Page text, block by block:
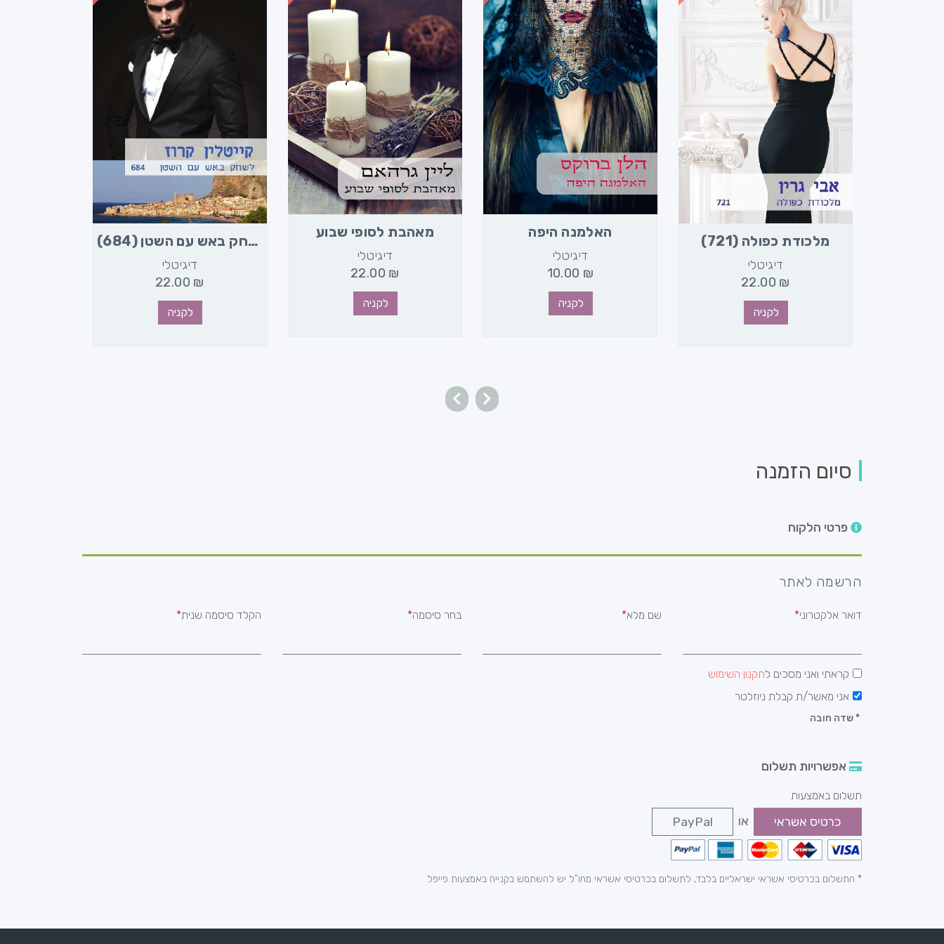
לשחק באש עם השטן (684)
דיגיטלי
22.00 ₪
לקניה
מאהבת לסופי שבוע
דיגיטלי
22.00 ₪
לקניה
האלמנה היפה
דיגיטלי
10.00 ₪
לקניה
מלכודת כפולה (721)
דיגיטלי
22.00 ₪
לקניה
סיום הזמנה
פרטי הלקוח
הרשמה לאתר
דואר אלקטרוני שם מלא בחר סיסמה הקלד סיסמה שנית
קראתי ואני מסכים לתקנון השימוש
אני מאשר/ת קבלת ניוזלטר
*שדה חובה
אפשרויות תשלום
תשלום באמצעות
כרטיס אשראי או PayPal
* התשלום בכרטיסי אשראי ישראליים בלבד, לתשלום בכרטיסי אשראי מחו"ל יש להשתמש בקנייה באמצעות פייפל